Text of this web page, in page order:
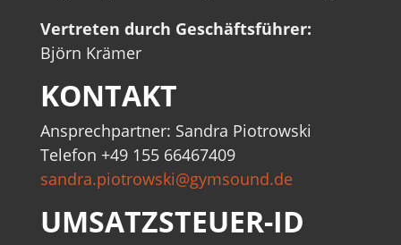
Vertreten durch Geschäftsführer:
Björn Krämer
KONTAKT
Ansprechpartner: Sandra Piotrowski
Telefon +49 155 66467409
sandra.piotrowski@gymsound.de
UMSATZSTEUER-ID